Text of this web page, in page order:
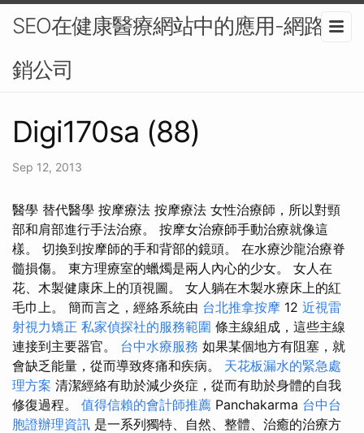
SEO在健康醫療網站中的應用-網路行
銷公司
Digi170sa (88)
Sep 12, 2013
醫學 替代醫學 按摩療法 按摩療法 女性治療師，所以對頸
部和肩部進行手法治療。 按摩女治療師手動治療就像這
樣。 切換到按摩師的手和背部的鏡頭。 在水療沙龍治療脊
髓損傷。 東方理療室的蠟燭是兩人內心的少女。 女人在
花、木製健康床上的頂視圖。 女人躺在木製水療床上的紅
毛巾上。 簡而言之，經絡系統由 台北推拿按摩 12 近視雷
射視力矯正 私家偵探社的服務範圍 條主線組成，這些主線
連接到主要器官。 台中水療服務 如果某個地方有阻塞，就
會缺乏能量，從而導致疼痛和疾病。 天花板漏水的緊急處
理方案 清潔經絡有助於減少炎症，從而有助於身體的自我
修復過程。 值得信賴的會計師推薦 Panchakarma 台中台
胞證辦理資訊 是一系列獨特、自然、整體、治癒的治療方